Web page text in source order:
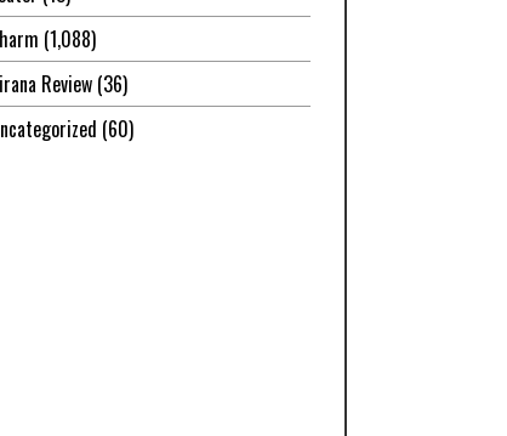
(1,088)
Review(36)
(60)